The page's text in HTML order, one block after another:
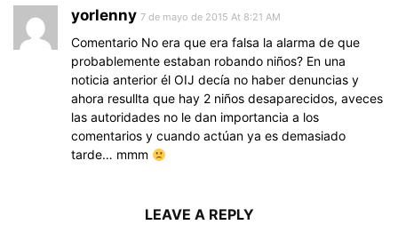
yorlenny 7 de mayo de 2015 At 8:21 AM
Comentario No era que era falsa la alarma de que
probablemente estaban robando niños? En una
noticia anterior él OIJ decía no haber denuncias y
ahora resullta que hay 2 niños desaparecidos, aveces
las autoridades no le dan importancia a los
comentarios y cuando actúan ya es demasiado
tarde… mmm
LEAVE A REPLY